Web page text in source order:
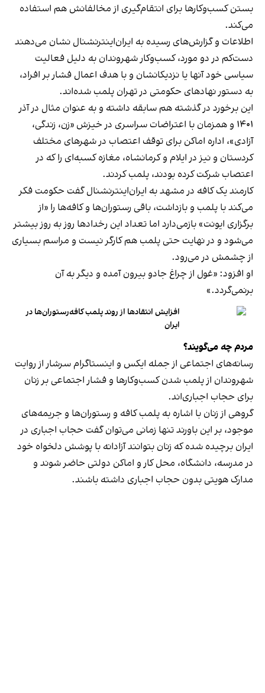
بستن کسب‌وکارها برای انتقام‌گیری از مخالفانش هم استفاده
می‌کند.
اطلاعات و گزارش‌های رسیده به ایران‌اینترنشنال نشان می‌دهند
دست‌کم در دو مورد، کسب‌وکار شهروندان به دلیل فعالیت
سیاسی خود آنها یا نزدیکانشان و با هدف اعمال فشار بر افراد،
به دستور نهادهای حکومتی در تهران پلمب شده‌اند.
این برخورد در گذشته هم سابقه داشته و به عنوان مثال در آذر
۱۴۰۱ و همزمان با اعتراضات سراسری در خیزش «زن، زندگی،
آزادی»، اداره اماکن برای توقف اعتصاب در شهرهای مختلف
کردستان و نیز در ایلام و کرمانشاه، مغازه کسبه‌ای را که در
اعتصاب شرکت کرده بودند، پلمب کردند.
کارمند یک کافه در مشهد به ایران‌اینترنشنال گفت حکومت فکر
می‌کند با پلمب و بازداشت، باقی رستوران‌ها و کافه‌ها را «از
برگزاری ایونت» بازمی‌دارد اما تعداد این رخدادها روز به روز بیشتر
می‌شود و در نهایت حتی پلمب هم کارگر نیست و مراسم بسیاری
از چشمش در می‌رود.
او افزود: «غول از چراغ جادو بیرون آمده و دیگر به آن
برنمی‎‌گردد.»
افزایش انتقادها از روند پلمب کافه‌رستوران‌ها در
ایران
مردم چه می‌گویند؟
رسانه‎‌های اجتماعی از جمله ایکس و اینستاگرام سرشار از روایت
شهروندان از پلمب شدن کسب‌وکارها و فشار اجتماعی بر زنان
برای حجاب اجباری‌اند.
گروهی از زنان با اشاره به پلمب کافه و رستوران‌ها و جریمه‌های
موجود، بر این باورند تنها زمانی می‌توان گفت حجاب اجباری در
ایران برچیده شده که زنان بتوانند آزادانه با پوشش دلخواه خود
در مدرسه، دانشگاه، محل کار و اماکن دولتی حاضر شوند و
مدارک هویتی بدون حجاب اجباری داشته باشند.